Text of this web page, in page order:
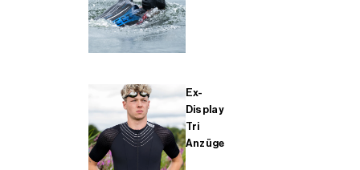
Ex-
Display
Tri
Anzüge